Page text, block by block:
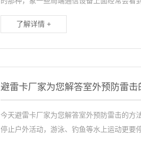
了解详情 +
避雷卡厂家为您解答室外预防雷击
今天避雷卡厂家为您解答室外预防雷击的方
停止户外活动，游泳、钓鱼等水上运动更要